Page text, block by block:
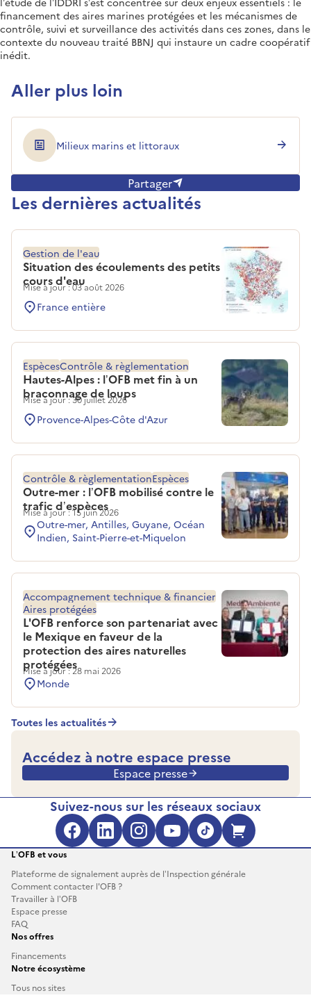
financement des aires marines protégées et les mécanismes de
contrôle, suivi et surveillance des activités dans ces zones, dans le
contexte du nouveau traité BBNJ qui instaure un cadre coopératif
inédit.
Aller plus loin
Milieux marins et littoraux
Partager
Les dernières actualités
Situation des écoulements des petits
cours d'eau
Gestion de l'eau
Mise à jour : 03 août 2026
France entière
Hautes-Alpes : l’OFB met fin à un
braconnage de loups
EspècesContrôle & règlementation
Mise à jour : 30 juillet 2026
Provence-Alpes-Côte d'Azur
Outre-mer : l’OFB mobilisé contre le
trafic d’espèces
Contrôle & règlementationEspèces
Mise à jour : 15 juin 2026
Outre-mer, Antilles, Guyane, Océan
Indien, Saint-Pierre-et-Miquelon
L'OFB renforce son partenariat avec
le Mexique en faveur de la
protection des aires naturelles
protégées
Accompagnement technique & financier
Aires protégées
Mise à jour : 28 mai 2026
Monde
Toutes les actualités
Accédez à notre espace presse
Espace presse
Suivez-nous sur les réseaux sociaux
Facebook (s'ouvre dans une
LinkedIn (s'ouvre dans
Instagram (s'ouvre
YouTube
TikTok
L’OFB et vous
Plateforme de signalement auprès de l’Inspection générale
Comment contacter l'OFB ?
Travailler à l’OFB
Espace presse
FAQ
Nos offres
Financements
Notre écosystème
Tous nos sites